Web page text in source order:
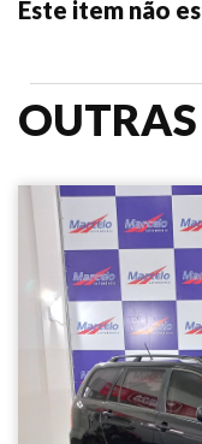
Este item não
OUTRAS